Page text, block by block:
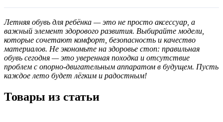
Летняя обувь для ребёнка — это не просто аксессуар, а
важный элемент здорового развития. Выбирайте модели,
которые сочетают комфорт, безопасность и качество
материалов. Не экономьте на здоровье стоп: правильная
обувь сегодня — это уверенная походка и отсутствие
проблем с опорно-двигательным аппаратом в будущем. Пусть
каждое лето будет лёгким и радостным!
Товары из статьи